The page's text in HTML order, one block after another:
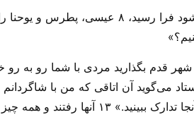
۷ روز عید فطیر که در آن قربانی فصح
قدم بگذارید مردی با شما رو به
مفروشی را در طبقه دوم به شما نشان